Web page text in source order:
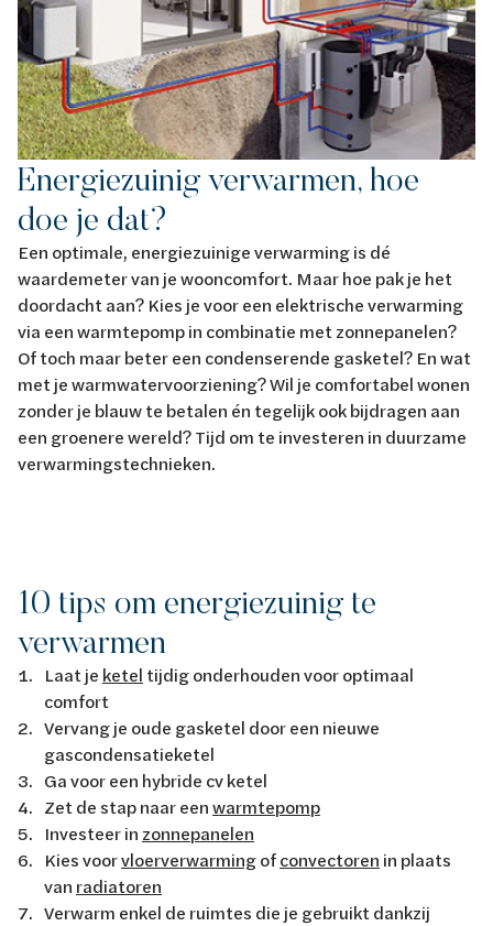
Energiezuinig verwarmen, hoe
doe je dat?
Een optimale, energiezuinige verwarming is dé
waardemeter van je wooncomfort. Maar hoe pak je het
doordacht aan? Kies je voor een elektrische verwarming
via een warmtepomp in combinatie met zonnepanelen?
Of toch maar beter een condenserende gasketel? En wat
met je warmwatervoorziening? Wil je comfortabel wonen
zonder je blauw te betalen én tegelijk ook bijdragen aan
een groenere wereld? Tijd om te investeren in duurzame
verwarmingstechnieken.
10 tips om energiezuinig te
verwarmen
Laat je ketel tijdigonderhoudenvoor optimaal
comfort
Vervang je oude gasketel door een nieuwe
gascondensatieketel
Ga voor een hybride cv ketel
Zet de stap naar eenwarmtepomp
Investeer in zonnepanelen
Kies voorvloerverwarmingofconvectoren in plaats
van radiatoren
Verwarm enkel de ruimtes die je gebruikt dankzij